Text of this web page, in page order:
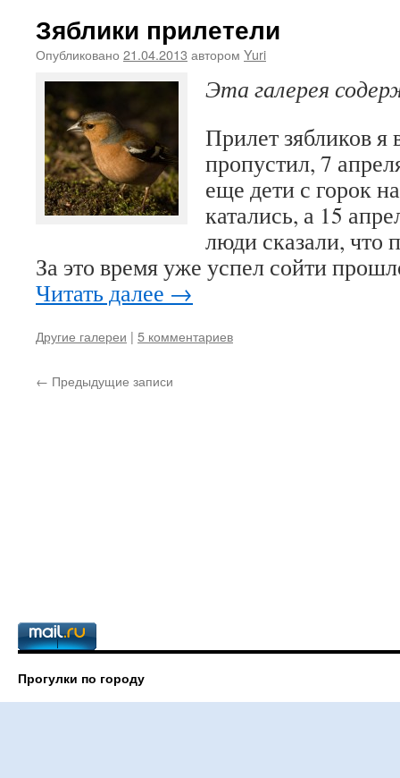
Зяблики прилетели
Опубликовано 21.04.2013 автором Yuri
Эта галерея
Прилет зябликов я
пропустил, 7
еще дети с горок
катались, а 15
люди сказали, что
За это время уже успел сойти
Читать далее →
Другие галереи | 5 комментариев
← Предыдущие записи
Прогулки по городу